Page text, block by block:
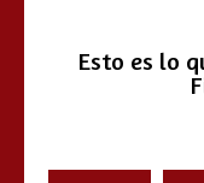
Esto es lo